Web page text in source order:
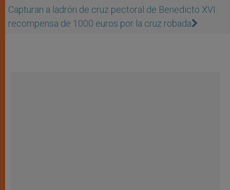
Capturan a ladrón de cruz pectoral de Benedicto XVI:
recompensa de 1000 euros por la cruz robada